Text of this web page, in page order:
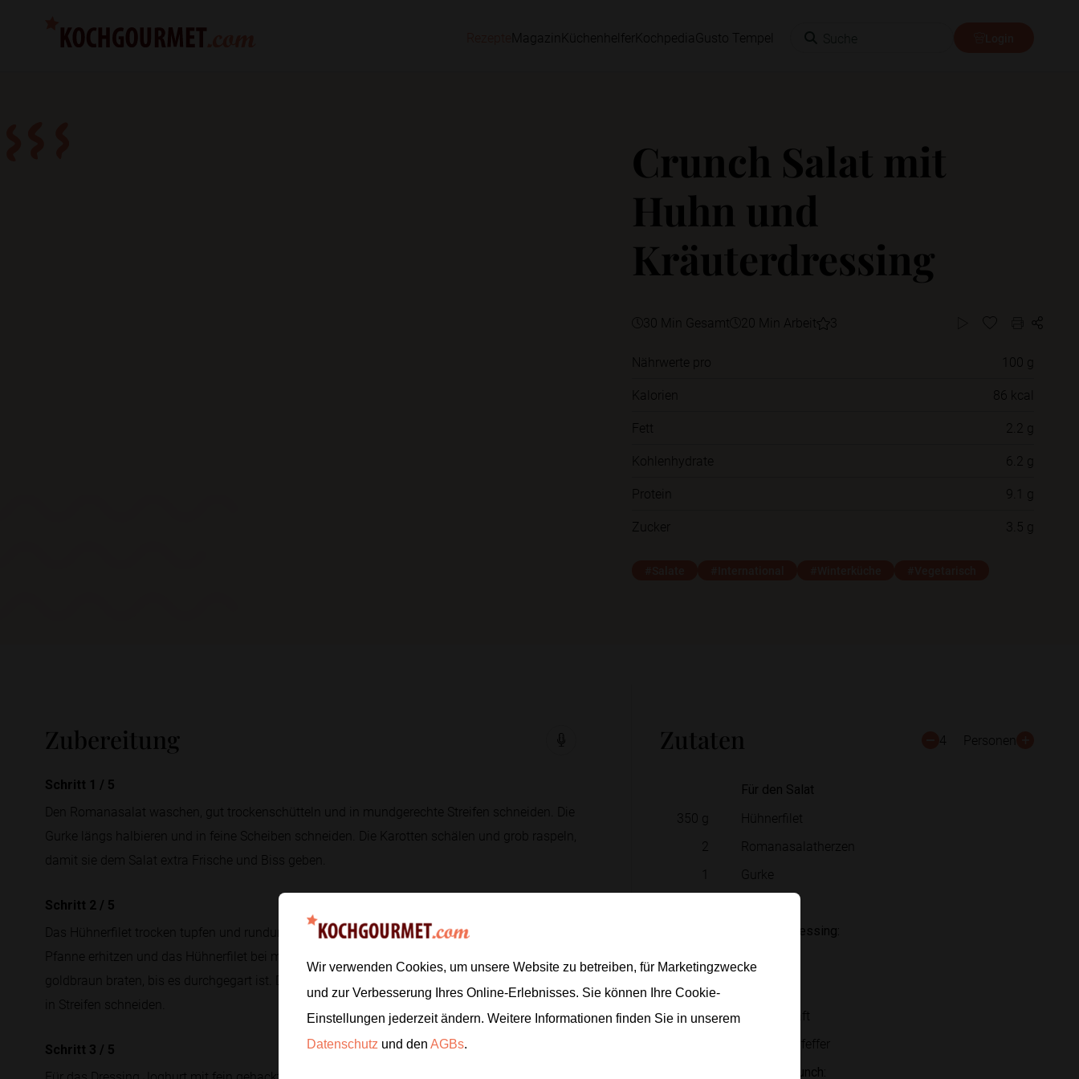
Magazin Küchenhelfer Kochpedia Gusto Tempel
Crunch Salat mit
Huhn und
Kräuterdressing
30 Min Gesamt 20 Min Arbeit 3
Nährwerte pro
100 g
Kalorien
86 kcal
Fett
2.2 g
Kohlenhydrate
6.2 g
Protein
9.1 g
Zucker
3.5 g
Zutaten 4 Personen
Für den Salat
350 g
Hühnerfilet
2
Romanasalatherzen
1
Gurke
Für das Dressing:
150g
Joghurt
1 Bund
2EL
Zitronensaft
Salz und Pfeffer
Für den Crunch:
Zubereitung
Schritt 1 / 5
Den Romanasalat waschen, gut trockenschütteln und in mundgerechte Streifen schneiden. Die
Gurke längs halbieren und in feine Scheiben schneiden. Die Karotten schälen und grob raspeln,
damit sie dem Salat extra Frische und Biss geben.
Schritt 2 / 5
Das Hühnerfilet trocken tupfen und rundum mit Salz und Pfeffer würzen. Etwas Öl in einer
Pfanne erhitzen und das Hühnerfilet bei mittlerer bis hoher Hitze je Seite etwa 4 bis 5 Minuten
goldbraun braten, bis es durchgegart ist. Danach kurz ruhen lassen, damit es saftig bleibt, und
in Streifen schneiden.
Schritt 3 / 5
Wir verwenden Cookies, um unsere Website zu betreiben, für Marketingzwecke
und zur Verbesserung Ihres Online-Erlebnisses. Sie können Ihre Cookie-
Einstellungen jederzeit ändern. Weitere Informationen finden Sie in unserem
Datenschutz und den AGBs.